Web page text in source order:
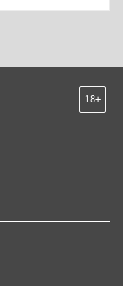
18+